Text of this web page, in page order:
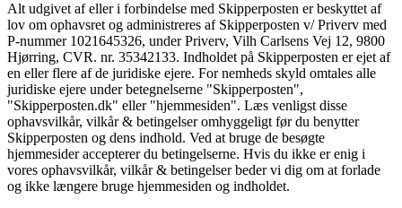
Alt udgivet af eller i forbindelse med Skipperposten er beskyttet af
lov om ophavsret og administreres af Skipperposten v/ Priverv med
P-nummer 1021645326, under Priverv, Vilh Carlsens Vej 12, 9800
Hjørring, CVR. nr. 35342133. Indholdet på Skipperposten er ejet af
en eller flere af de juridiske ejere. For nemheds skyld omtales alle
juridiske ejere under betegnelserne "Skipperposten",
"Skipperposten.dk" eller "hjemmesiden". Læs venligst disse
ophavsvilkår, vilkår & betingelser omhyggeligt før du benytter
Skipperposten og dens indhold. Ved at bruge de besøgte
hjemmesider accepterer du betingelserne. Hvis du ikke er enig i
vores ophavsvilkår, vilkår & betingelser beder vi dig om at forlade
og ikke længere bruge hjemmesiden og indholdet.